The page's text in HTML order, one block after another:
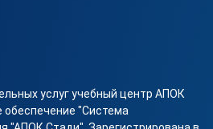
услуг учебный центр АПОК
обеспечение "Система